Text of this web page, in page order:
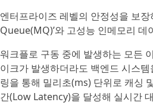
엔터프라이즈 레벨의 안정성을 보
Queue(MQ)’와 고성능 인메모리 데
워크플로 구동 중에 발생하는 모든
이크가 발생하더라도 백엔드 시스
링을 통해 밀리초(ms) 단위로 캐싱
간(Low Latency)을 달성해 실시간